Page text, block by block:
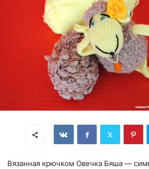
Вязанная крючком Овечка Бяша —